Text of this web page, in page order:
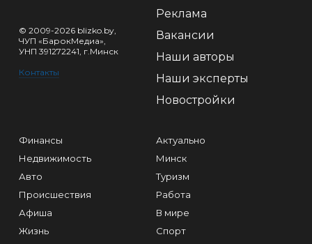
© 2009-2026 blizko.by,
ЧУП «БарокМедиа»,
УНП 391272241, г.Минск
Контакты
Реклама
Вакансии
Наши авторы
Наши эксперты
Новостройки
Финансы
Недвижимость
Авто
Происшествия
Афиша
Жизнь
Актуально
Минск
Туризм
Работа
В мире
Спорт